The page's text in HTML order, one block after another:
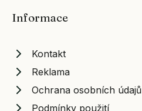
Informace
Kontakt
Reklama
Ochrana osobních údajů
Podmínky použití